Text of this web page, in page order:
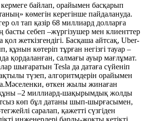
кермеге байлап, орайымен басқарып
көмегін керегінше пайдалануда.
ол тап қазір 68 миллиард долларға
басты себеп –жүргізушер мен клиенттер
қол жеткізгендігі. Басқаша айтсақ, Uber-
құнын көтеріп тұрған негізгі тауар –
қордаланған, салмағы ауыр мағлұмат.
шығаратын Tesla да датаға сүйеніп
түзеп, алгоритмдерін орайымен
өткен жылы жинаған
–2 миллиард-шақырымдық жолды
көп бұл датаны шып-шырғасымен,
саралап, қажетті сүзгіден
инженерлері барлы-жоқты кетікті